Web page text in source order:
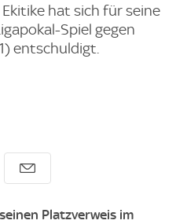
hat sich für seine
Spiel gegen
entschuldigt.
Platzverweis im